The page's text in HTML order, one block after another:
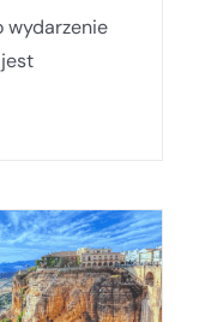
wydarzenie